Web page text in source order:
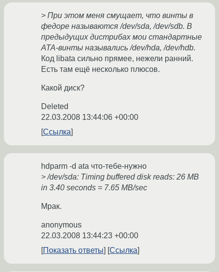
> При этом меня смущает, что винты в
федоре называются /dev/sda, /dev/sdb. В
предыдущих дистрибах мои стандартные
ATA-винты назывались /dev/hda, /dev/hdb.
Код libata сильно прямее, нежели ранний.
Есть там ещё несколько плюсов.
Какой диск?
Deleted
22.03.2008 13:44:06 +00:00
Ссылка
hdparm -d ata что-тебе-нужно
> /dev/sda: Timing buffered disk reads: 26 MB
in 3.40 seconds = 7.65 MB/sec
Мрак.
anonymous
22.03.2008 13:44:23 +00:00
Показать ответы
Ссылка